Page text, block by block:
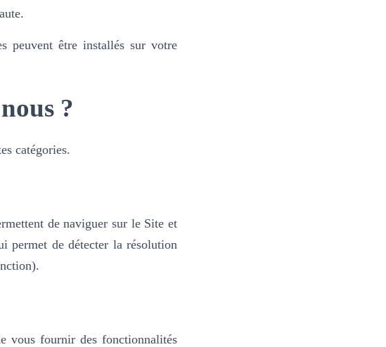
peuvent être installés sur votre
?
catégories.
de naviguer sur le Site et
permet de détecter la résolution
vous fournir des fonctionnalités